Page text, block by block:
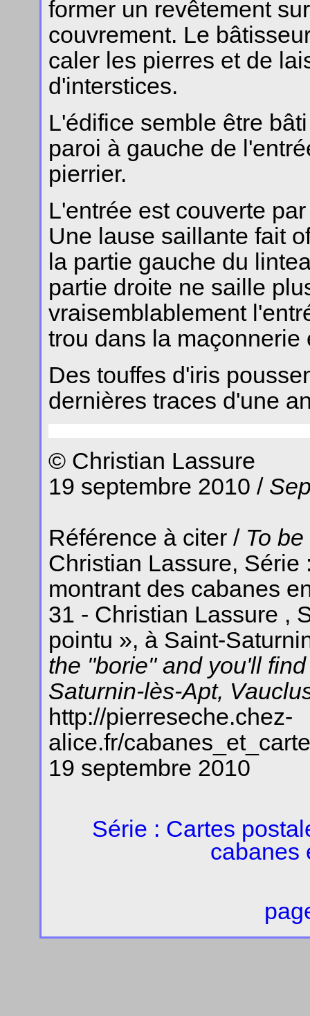
former un revêtement
couvrement. Le
caler les pierres et de
d'interstices.
L'édifice semble être
paroi à gauche de
pierrier.
L'entrée est couverte
Une lause saillante fait
la partie gauche du
partie droite ne saille
vraisemblablement
trou dans la
Des touffes d'iris
dernières traces d'une
© Christian Lassure
19 septembre 2010 /
Référence à citer / To
Christian Lassure,
montrant des cabanes
31 - Christian Lassure ,
pointu », à Saint-
the "borie" and you'll
Saturnin-lès-Apt,
http://pierreseche.chez-
alice.fr/
19 septembre 2010
Série : Cartes
cabanes